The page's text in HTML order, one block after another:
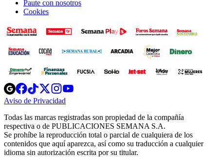
Paute con nosotros
Cookies
Opens
in
new
Opens
in
new
Opens
in
new
window
Opens
new
windowwindow
Aviso de Privacidad
new
window
Todas las marcas registradas son propiedad de la compañía
respectiva o de PUBLICACIONES SEMANA S.A.
Se prohíbe la reproducción total o parcial de cualquiera de los
contenidos que aquí aparezca, así como su traducción a cualquier
idioma sin autorización escrita por su titular.